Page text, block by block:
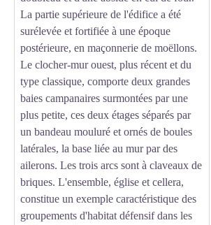
La partie supérieure de l'édifice a été
surélevée et fortifiée à une époque
postérieure, en maçonnerie de moëllons.
Le clocher-mur ouest, plus récent et du
type classique, comporte deux grandes
baies campanaires surmontées par une
plus petite, ces deux étages séparés par
un bandeau mouluré et ornés de boules
latérales, la base liée au mur par des
ailerons. Les trois arcs sont à claveaux de
briques. L'ensemble, église et cellera,
constitue un exemple caractéristique des
groupements d'habitat défensif dans les